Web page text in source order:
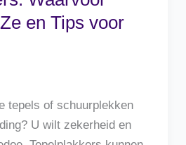
en Tips voor
tepels of schuurplekken
U wilt zekerheid en